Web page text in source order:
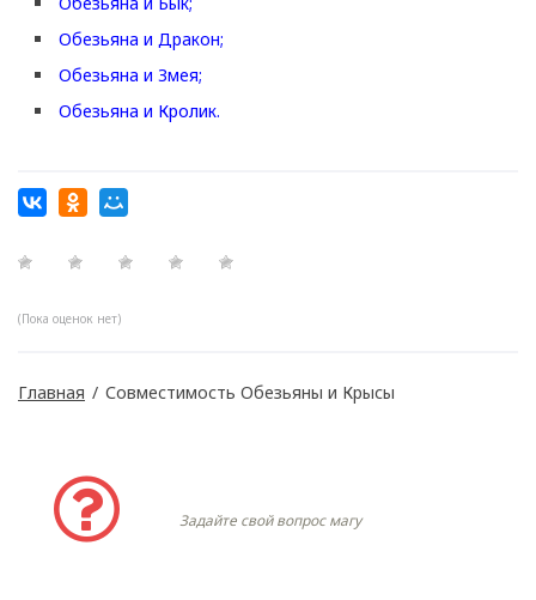
Обезьяна и Дракон;
Обезьяна и Змея;
Обезьяна и Кролик.
(Пока оценок нет)
Главная / Совместимость Обезьяны и Крысы
Задайте свой вопрос магу